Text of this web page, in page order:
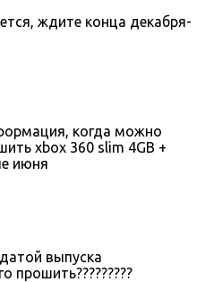
ждите конца декабря-
когда можно
xbox 360 slim 4GB +
июня
выпуска
прошить?????????